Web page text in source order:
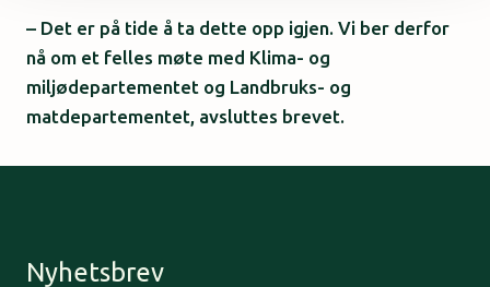
– Det er på tide å ta dette opp igjen. Vi ber derfor
nå om et felles møte med Klima- og
miljødepartementet og Landbruks- og
matdepartementet, avsluttes brevet.
Nyhetsbrev